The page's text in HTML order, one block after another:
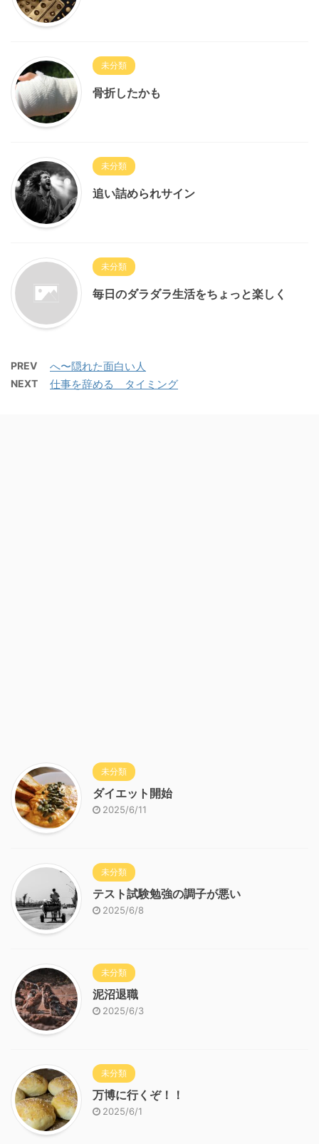
未分類
骨折したかも
未分類
追い詰められサイン
未分類
毎日のダラダラ生活をちょっと楽しく
PREV へ〜隠れた面白い人
NEXT 仕事を辞める タイミング
未分類
ダイエット開始
2025/6/11
未分類
テスト試験勉強の調子が悪い
2025/6/8
未分類
泥沼退職
2025/6/3
未分類
万博に行くぞ！！
2025/6/1